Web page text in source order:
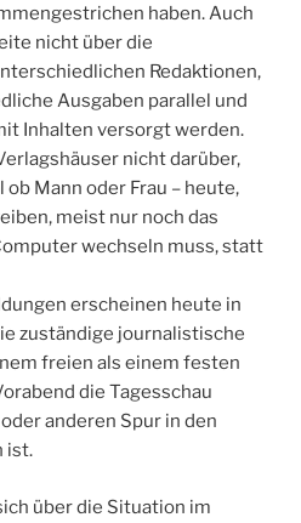
haben. Auch
nicht über die
Redaktionen,
Ausgaben parallel und
Inhalten versorgt werden.
nicht darüber,
ob Mann oder Frau – heute,
meist nur noch das
wechseln muss, statt
erscheinen heute in
zuständige journalistische
freien als einem festen
die Tagesschau
anderen Spur in den
ist.
über die Situation im